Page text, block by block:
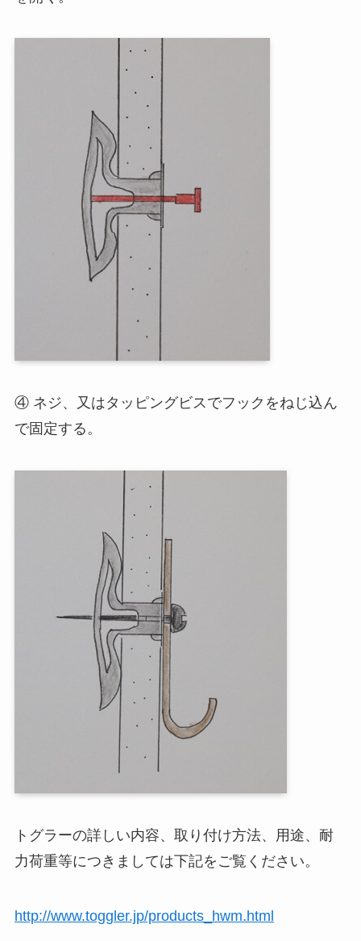
④ ネジ、又はタッピングビスでフックをねじ込ん
で固定する。
トグラーの詳しい内容、取り付け方法、用途、耐
力荷重等につきましては下記をご覧ください。
http://www.toggler.jp/products_hwm.html